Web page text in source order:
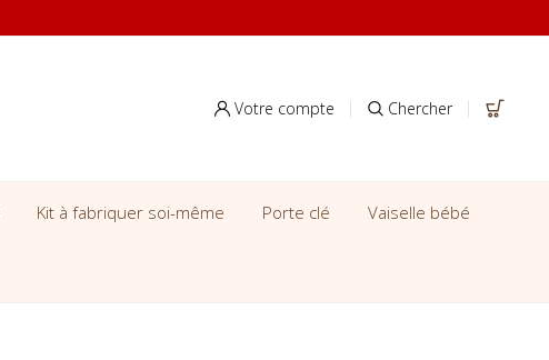
Votre compte Chercher
Kit à fabriquer soi-même Porte clé Vaiselle bébé